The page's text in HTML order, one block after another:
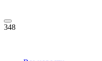
348